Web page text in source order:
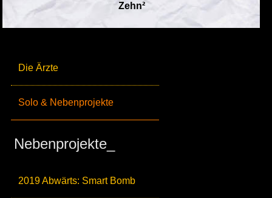
Die Ärzte
Solo & Nebenprojekte
Nebenprojekte_
2019 Abwärts: Smart Bomb
Zehn²